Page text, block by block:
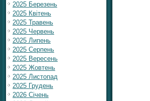
2025 Березень
2025 Квітень
2025 Травень
2025 Червень
2025 Липень
2025 Серпень
2025 Вересень
2025 Жовтень
2025 Листопад
2025 Грудень
2026 Січень